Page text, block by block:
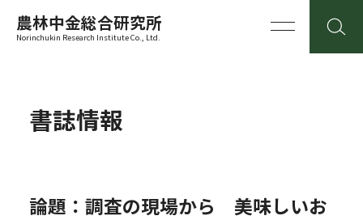
農林中金総合研究所
Norinchukin Research Institute Co., Ltd.
書誌情報
論題：調査の現場から 美味しいお